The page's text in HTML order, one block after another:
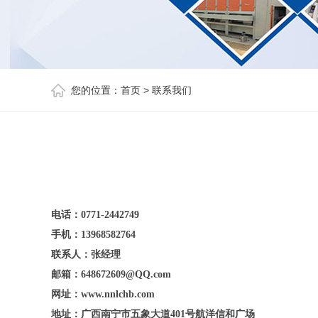
您的位置： 首页 > 联系我们
电话：0771-2442749
手机：13968582764
联系人：张经理
邮箱：648672609@QQ.com
网址：www.nnlchb.com
地址：广西南宁市五象大道401号航洋信和广场